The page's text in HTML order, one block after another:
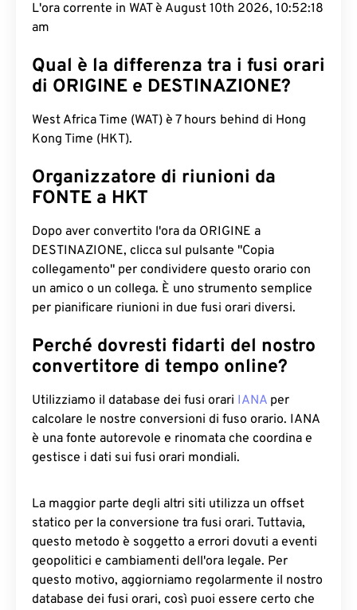
L'ora corrente in WAT è August 10th 2026, 10:52:19
am
Qual è la differenza tra i fusi orari
di ORIGINE e DESTINAZIONE?
West Africa Time (WAT) è 7 hours behind di Hong
Kong Time (HKT).
Organizzatore di riunioni da
FONTE a HKT
Dopo aver convertito l'ora da ORIGINE a
DESTINAZIONE, clicca sul pulsante "Copia
collegamento" per condividere questo orario con
un amico o un collega. È uno strumento semplice
per pianificare riunioni in due fusi orari diversi.
Perché dovresti fidarti del nostro
convertitore di tempo online?
Utilizziamo il database dei fusi orari IANA per
calcolare le nostre conversioni di fuso orario. IANA
è una fonte autorevole e rinomata che coordina e
gestisce i dati sui fusi orari mondiali.
La maggior parte degli altri siti utilizza un offset
statico per la conversione tra fusi orari. Tuttavia,
questo metodo è soggetto a errori dovuti a eventi
geopolitici e cambiamenti dell'ora legale. Per
questo motivo, aggiorniamo regolarmente il nostro
database dei fusi orari, così puoi essere certo che